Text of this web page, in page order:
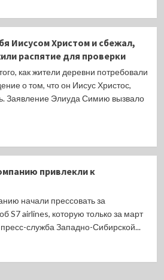
Иисусом Христом и сбежал,
распятие для проверки
как жители деревни потребовали
о том, что он Иисус Христос,
Заявление Элиуда Симию вызвало
привлекли к
начали прессовать за
S7 airlines, которую только за март
служба Западно-Сибирской...